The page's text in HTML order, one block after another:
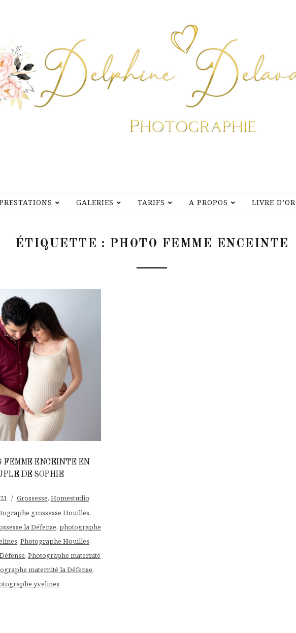
GALERIES TARIFS A PROPOS LIVRE D’OR
ÉTIQUETTE : PHOTO FEMME ENCEINTE
FEMME ENCEINTE EN
DE SOPHIE
Grossesse, Homestudio
grossesse Houilles,
la Défense, photographe
, Photographe Houilles,
, Photographe maternité
maternité la Défense,
yvelines